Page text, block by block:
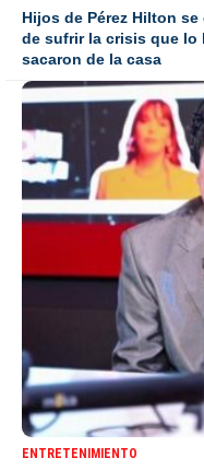
Hijos de Pérez Hilton
de sufrir la crisis que lo
sacaron de la casa
ENTRETENIMIENTO